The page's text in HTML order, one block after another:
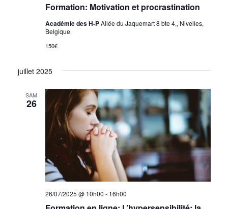
Formation: Motivation et procrastination
Académie des H-PAllée du Jaquemart 8 bte 4,, Nivelles,
Belgique
150€
juillet 2025
SAM
26
26/07/2025 @ 10h00 - 16h00